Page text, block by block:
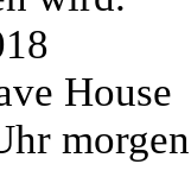
House